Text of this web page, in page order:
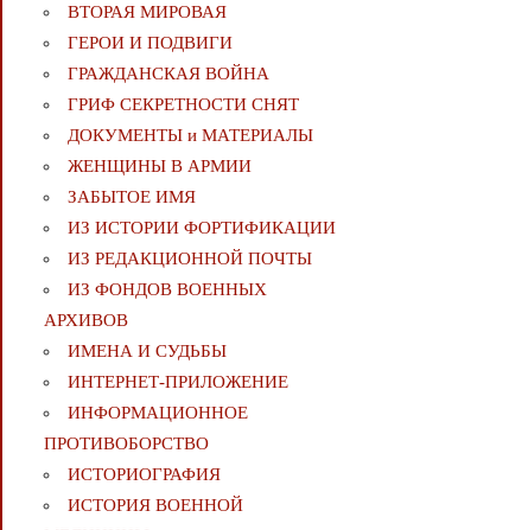
ВТОРАЯ МИРОВАЯ
ГЕРОИ И ПОДВИГИ
ГРАЖДАНСКАЯ ВОЙНА
ГРИФ СЕКРЕТНОСТИ СНЯТ
ДОКУМЕНТЫ и МАТЕРИАЛЫ
ЖЕНЩИНЫ В АРМИИ
ЗАБЫТОЕ ИМЯ
ИЗ ИСТОРИИ ФОРТИФИКАЦИИ
ИЗ РЕДАКЦИОННОЙ ПОЧТЫ
ИЗ ФОНДОВ ВОЕННЫХ
АРХИВОВ
ИМЕНА И СУДЬБЫ
ИНТЕРНЕТ-ПРИЛОЖЕНИЕ
ИНФОРМАЦИОННОЕ
ПРОТИВОБОРСТВО
ИСТОРИОГРАФИЯ
ИСТОРИЯ ВОЕННОЙ